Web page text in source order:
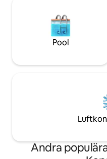
nyligen renoverats och har
Badrummet har både en
dusch, toalettartiklar
tillsammans med gott om
Dubbelsängen är klädd i
uppackning. Detta är det
för din semester eller
Incheckning dygnet runt.
garagefjärrkontroll
markytan fri tillgång till
Pool
Andra